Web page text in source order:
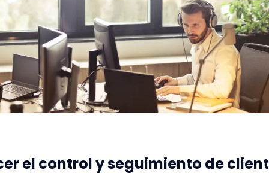
el control y seguimiento de